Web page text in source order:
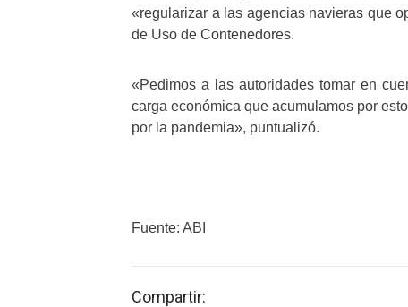
«regularizar a las agencias navieras que
de Uso de Contenedores.
«Pedimos a las autoridades tomar en
carga económica que acumulamos por
por la pandemia», puntualizó.
Fuente: ABI
Compartir: